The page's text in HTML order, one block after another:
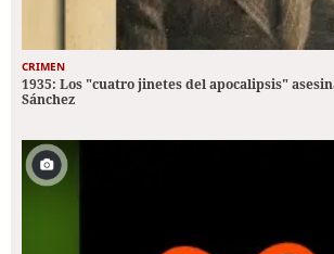
CRIMEN
1935: Los "cuatro jinetes del apocalipsis"
Sánchez